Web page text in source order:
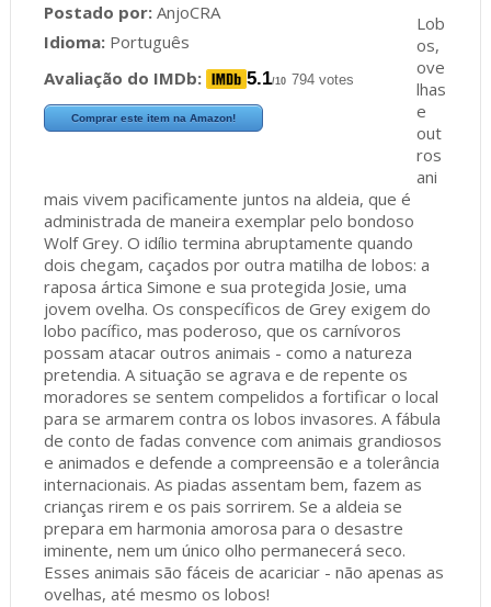
Postado por:AnjoCRA
Idioma:Português
Avaliação do IMDb:
5.1/10 794 votes
Comprar este item na Amazon!
Lob
os,
ove
lhas
e
out
ros
ani
mais vivem pacificamente juntos na aldeia, que é
administrada de maneira exemplar pelo bondoso
Wolf Grey. O idílio termina abruptamente quando
dois chegam, caçados por outra matilha de lobos: a
raposa ártica Simone e sua protegida Josie, uma
jovem ovelha. Os conspecíficos de Grey exigem do
lobo pacífico, mas poderoso, que os carnívoros
possam atacar outros animais - como a natureza
pretendia. A situação se agrava e de repente os
moradores se sentem compelidos a fortificar o local
para se armarem contra os lobos invasores. A fábula
de conto de fadas convence com animais grandiosos
e animados e defende a compreensão e a tolerância
internacionais. As piadas assentam bem, fazem as
crianças rirem e os pais sorrirem. Se a aldeia se
prepara em harmonia amorosa para o desastre
iminente, nem um único olho permanecerá seco.
Esses animais são fáceis de acariciar - não apenas as
ovelhas, até mesmo os lobos!